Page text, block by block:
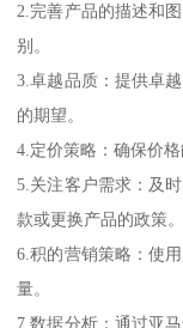
2.完善产品的描述和
别。
3.卓越品质：提供卓
的期望。
4.定价策略：确保价
5.关注客户需求：及
款或更换产品的政策。
6.积的营销策略：使
量。
7.数据分析：通过亚